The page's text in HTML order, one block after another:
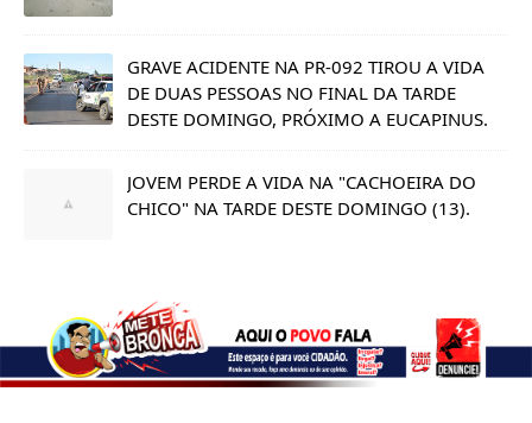
GRAVE ACIDENTE NA PR-092 TIROU A VIDA
DE DUAS PESSOAS NO FINAL DA TARDE
DESTE DOMINGO, PRÓXIMO A EUCAPINUS.
JOVEM PERDE A VIDA NA "CACHOEIRA DO
CHICO" NA TARDE DESTE DOMINGO (13).